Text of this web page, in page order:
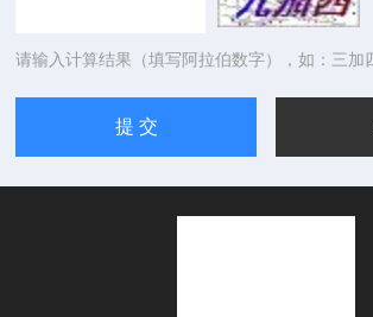
请输入计算结果（填写阿拉伯数字），如：三加